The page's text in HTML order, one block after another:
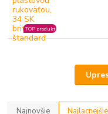
TOP produkt
Najnovšie Najlacnejšie